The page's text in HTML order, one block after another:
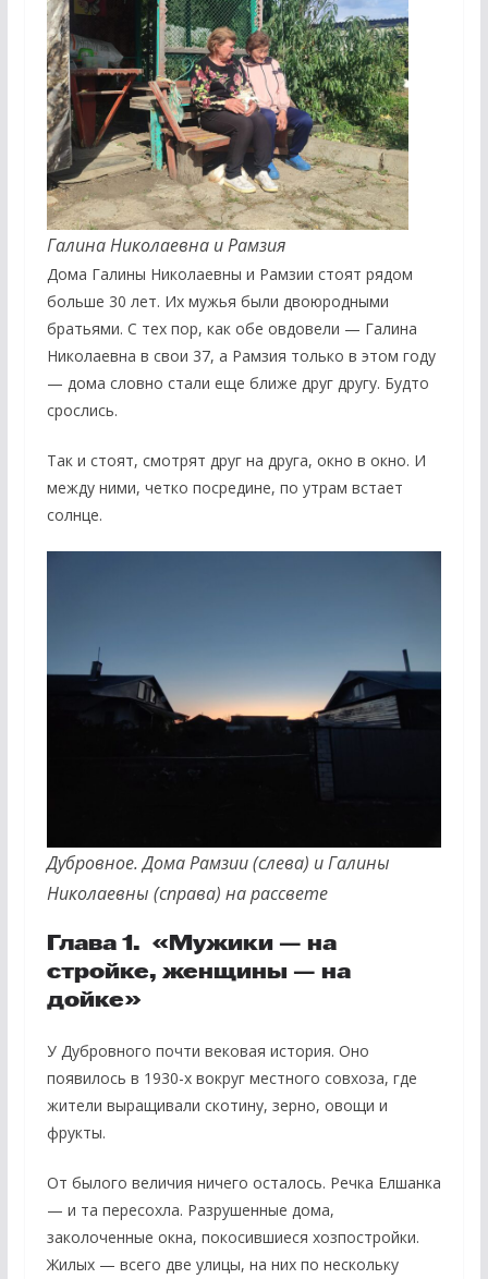
Галина Николаевна и Рамзия
Дома Галины Николаевны и Рамзии стоят рядом
больше 30 лет. Их мужья были двоюродными
братьями. С тех пор, как обе овдовели — Галина
Николаевна в свои 37, а Рамзия только в этом году
— дома словно стали еще ближе друг другу. Будто
срослись.
Так и стоят, смотрят друг на друга, окно в окно. И
между ними, четко посредине, по утрам встает
солнце.
Дубровное. Дома Рамзии (слева) и Галины
Николаевны (справа) на рассвете
Глава 1. «Мужики — на
стройке, женщины — на
дойке»
У Дубровного почти вековая история. Оно
появилось в 1930-х вокруг местного совхоза, где
жители выращивали скотину, зерно, овощи и
фрукты.
От былого величия ничего осталось. Речка Елшанка
— и та пересохла. Разрушенные дома,
заколоченные окна, покосившиеся хозпостройки.
Жилых — всего две улицы, на них по нескольку